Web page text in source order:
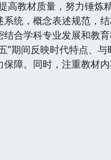
高教材质量，努力锤炼
统，概念表述规范，
合学科专业发展和教
”期间反映时代特点、与
障。同时，注重教材